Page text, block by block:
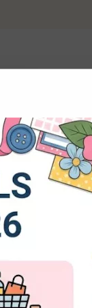
avis !
nos
non
Vous
à droite